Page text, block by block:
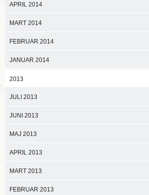
APRIL 2014
MART 2014
FEBRUAR 2014
JANUAR 2014
2013
JULI 2013
JUNI 2013
MAJ 2013
APRIL 2013
MART 2013
FEBRUAR 2013